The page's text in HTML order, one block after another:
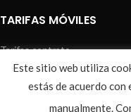
TARIFAS MÓVILES
Tarifas contrato
Tarifas prepago
WIREDOSAFE
Este sitio web utiliza
estás de acuerdo
manualmente.